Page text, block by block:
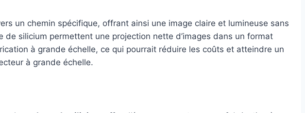
un chemin spécifique, offrant ainsi une image claire et lumineuse sans
de silicium permettent une projection nette d’images dans un format
à grande échelle, ce qui pourrait réduire les coûts et atteindre un
à grande échelle.